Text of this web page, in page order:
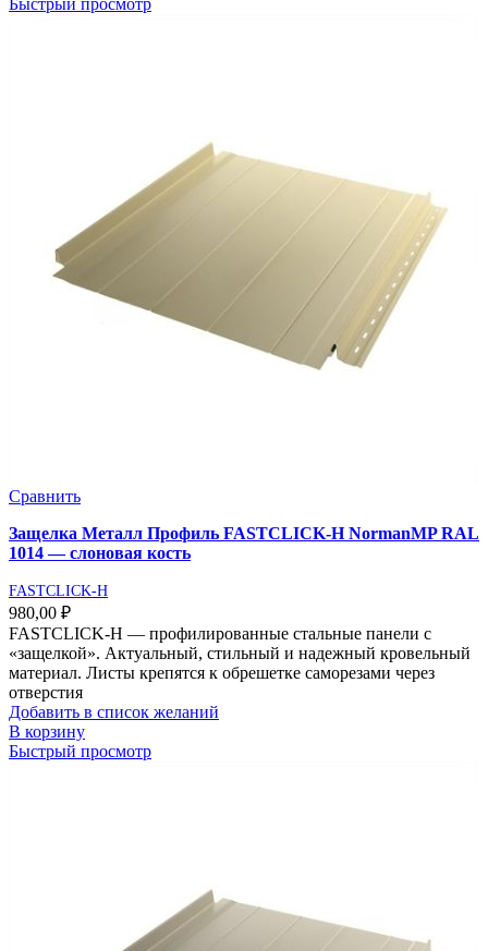
Сравнить
Защелка Металл Профиль FASTCLICK-Н NormanMP RAL
1014 — слоновая кость
FASTCLICK-H
980,00 ₽
FASTCLICK-Н — профилированные стальные панели с
«защелкой». Актуальный, стильный и надежный кровельный
материал. Листы крепятся к обрешетке саморезами через
отверстия
Добавить в список желаний
В корзину
Быстрый просмотр